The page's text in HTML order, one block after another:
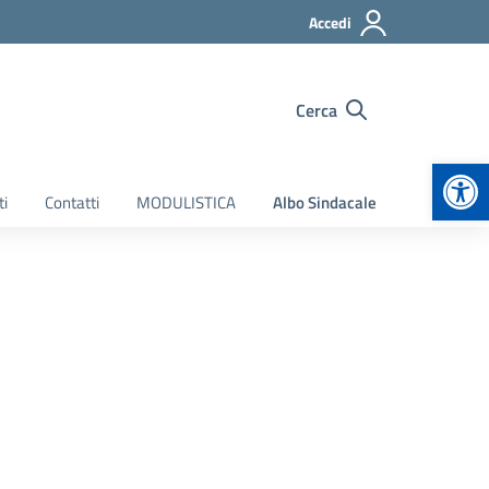
Accedi
Cerca
Contatti MODULISTICA Albo Sindacale